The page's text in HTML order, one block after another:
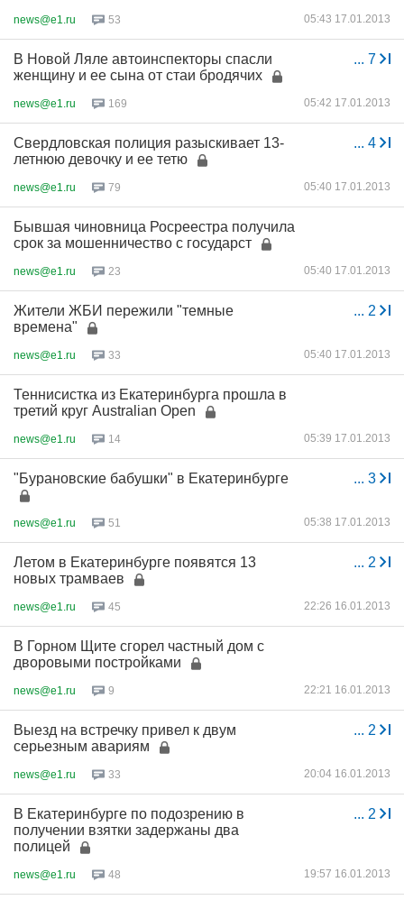
news@e1.ru 53 05:43 17.01.2013
... 7
В Новой Ляле автоинспекторы спасли
женщину и ее сына от стаи бродячих
news@e1.ru 169 05:42 17.01.2013
... 4
Свердловская полиция разыскивает 13-
летнюю девочку и ее тетю
news@e1.ru 79 05:40 17.01.2013
Бывшая чиновница Росреестра получила
срок за мошенничество с государст
news@e1.ru 23 05:40 17.01.2013
... 2
Жители ЖБИ пережили "темные
времена"
news@e1.ru 33 05:40 17.01.2013
Теннисистка из Екатеринбурга прошла в
третий круг Australian Open
news@e1.ru 14 05:39 17.01.2013
... 3
"Бурановские бабушки" в Екатеринбурге
news@e1.ru 51 05:38 17.01.2013
... 2
Летом в Екатеринбурге появятся 13
новых трамваев
news@e1.ru 45 22:26 16.01.2013
В Горном Щите сгорел частный дом с
дворовыми постройками
news@e1.ru 9 22:21 16.01.2013
... 2
Выезд на встречку привел к двум
серьезным авариям
news@e1.ru 33 20:04 16.01.2013
... 2
В Екатеринбурге по подозрению в
получении взятки задержаны два
полицей
news@e1.ru 48 19:57 16.01.2013